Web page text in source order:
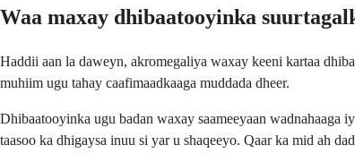
Waa maxay dhibaatooyinka
Haddii aan la daweyn, akromegaliya waxay keeni kartaa
muhiim ugu tahay caafimaadkaaga muddada dheer.
Dhibaatooyinka ugu badan waxay saameeyaan
taasoo ka dhigaysa inuu si yar u shaqeeyo. Qaar ka mid ah